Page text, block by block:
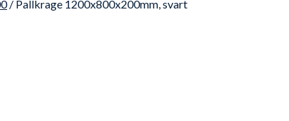
/ Pallkrage 1200x800x200mm, svart